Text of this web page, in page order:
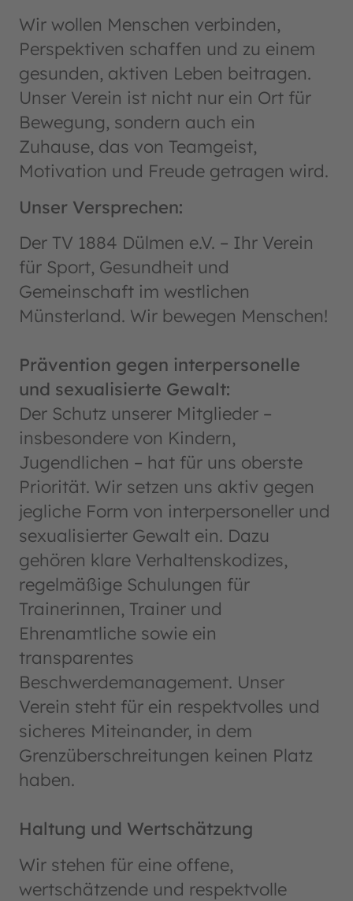
Wir wollen Menschen verbinden,
Perspektiven schaffen und zu einem
gesunden, aktiven Leben beitragen.
Unser Verein ist nicht nur ein Ort für
Bewegung, sondern auch ein
Zuhause, das von Teamgeist,
Motivation und Freude getragen wird.
Unser Versprechen:
Der TV 1884 Dülmen e.V. – Ihr Verein
für Sport, Gesundheit und
Gemeinschaft im westlichen
Münsterland. Wir bewegen Menschen!
Prävention gegen interpersonelle
und sexualisierte Gewalt:
Der Schutz unserer Mitglieder –
insbesondere von Kindern,
Jugendlichen – hat für uns oberste
Priorität. Wir setzen uns aktiv gegen
jegliche Form von interpersoneller und
sexualisierter Gewalt ein. Dazu
gehören klare Verhaltenskodizes,
regelmäßige Schulungen für
Trainerinnen, Trainer und
Ehrenamtliche sowie ein
transparentes
Beschwerdemanagement. Unser
Verein steht für ein respektvolles und
sicheres Miteinander, in dem
Grenzüberschreitungen keinen Platz
haben.
Haltung und Wertschätzung
Wir stehen für eine offene,
wertschätzende und respektvolle